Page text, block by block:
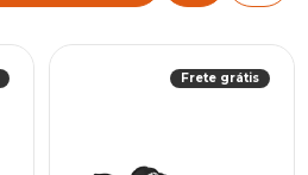
Frete grátis